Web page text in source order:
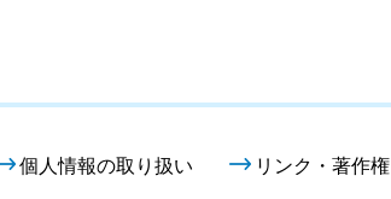
個人情報の取り扱い リンク・著作権